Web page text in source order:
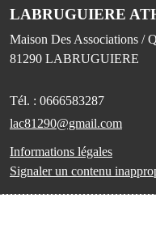
LABRUGUIERE
Maison Des Associations /
81290 LABRUGUIERE
Tél. : 0666583287
lac81290@gmail.com
Informations légales
Signaler un contenu